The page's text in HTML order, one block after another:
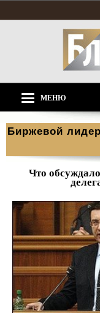
МЕНЮ
Биржевой лидер
Что